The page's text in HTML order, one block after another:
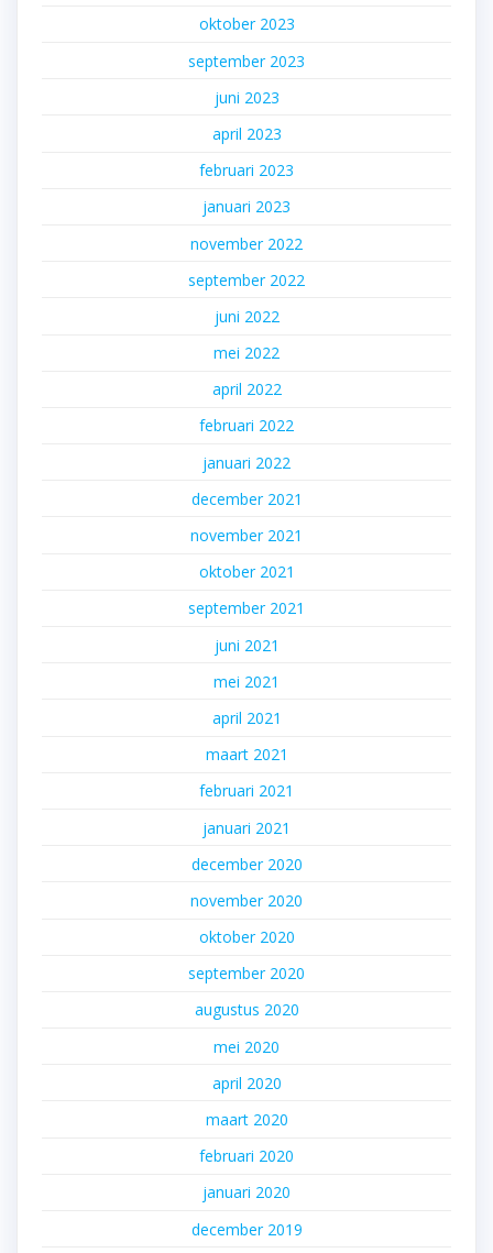
oktober 2023
september 2023
juni 2023
april 2023
februari 2023
januari 2023
november 2022
september 2022
juni 2022
mei 2022
april 2022
februari 2022
januari 2022
december 2021
november 2021
oktober 2021
september 2021
juni 2021
mei 2021
april 2021
maart 2021
februari 2021
januari 2021
december 2020
november 2020
oktober 2020
september 2020
augustus 2020
mei 2020
april 2020
maart 2020
februari 2020
januari 2020
december 2019